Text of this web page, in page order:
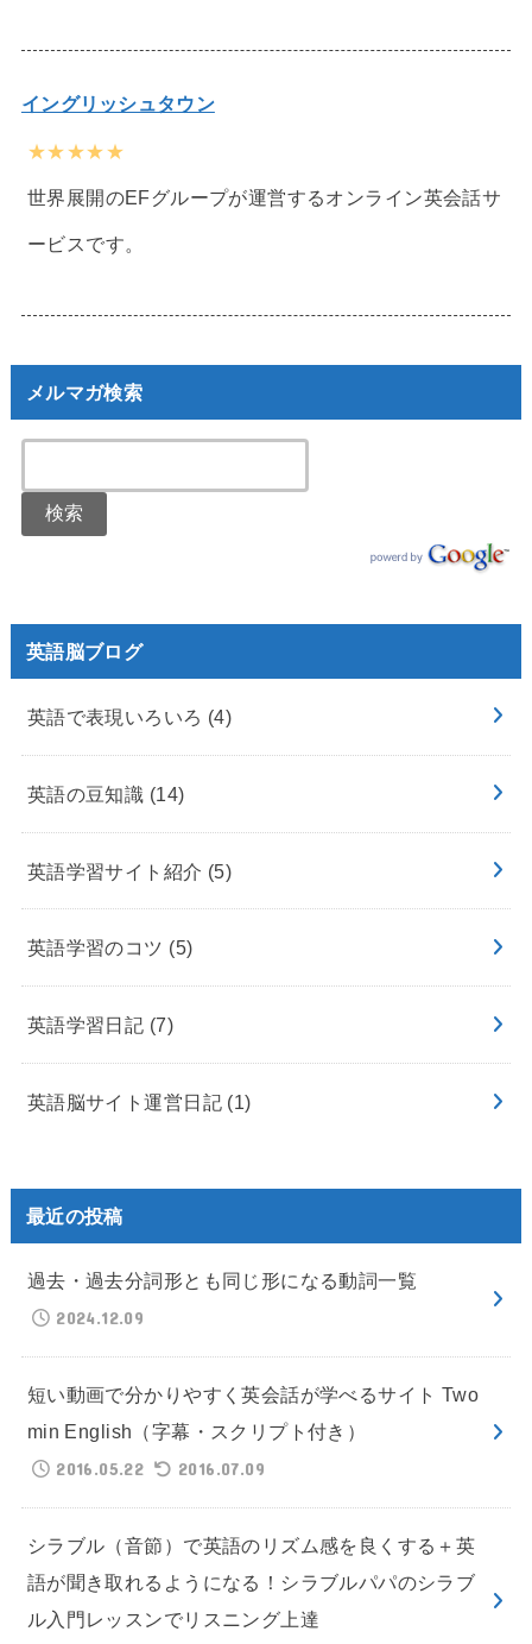
イングリッシュタウン
★★★★★
世界展開のEFグループが運営するオンライン英会話サ
ービスです。
メルマガ検索
英語脳ブログ
英語で表現いろいろ (4)
英語の豆知識 (14)
英語学習サイト紹介 (5)
英語学習のコツ (5)
英語学習日記 (7)
英語脳サイト運営日記 (1)
最近の投稿
過去・過去分詞形とも同じ形になる動詞一覧
2024.12.09
短い動画で分かりやすく英会話が学べるサイト Two
min English（字幕・スクリプト付き）
2016.05.22
2016.07.09
シラブル（音節）で英語のリズム感を良くする＋英
語が聞き取れるようになる！シラブルパパのシラブ
ル入門レッスンでリスニング上達